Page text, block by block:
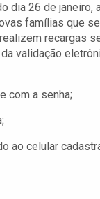
dia 26 de janeiro,
famílias que
recargas
validação
com a senha;
ao celular